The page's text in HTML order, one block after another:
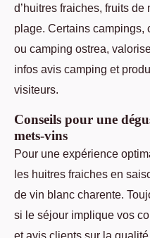
d’huitres fraiches, fruits
plage. Certains campings,
ou camping ostrea,
infos avis camping et
visiteurs.
Conseils pour une
mets-vins
Pour une expérience
les huitres fraiches en
de vin blanc charente.
si le séjour implique vos
et avis clients sur la